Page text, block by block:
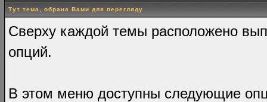
Тут тема, обрана Вами для перегляду
Сверху каждой темы расположено
опций.
В этом меню доступны следующие